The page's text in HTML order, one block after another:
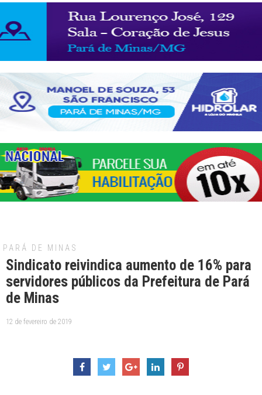
PARÁ DE MINAS
Sindicato reivindica aumento de 16% para
servidores públicos da Prefeitura de Pará
de Minas
12 de fevereiro de 2019